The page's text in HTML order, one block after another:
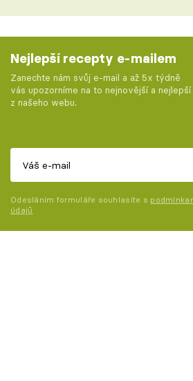
Nejlepší recepty e-mailem
Zanechte nám svůj e-mail a až 5x týdně
vás upozorníme na to nejnovější a nejlepší
z našeho webu.
Odesláním formuláře souhlasíte s
údajů